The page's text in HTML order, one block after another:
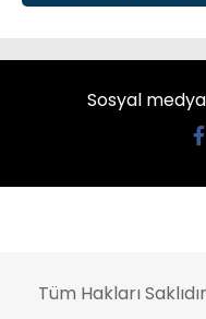
Sosyal
Tüm Hakları